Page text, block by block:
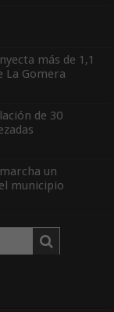
más de 1,1
La Gomera
de 30
un
municipio